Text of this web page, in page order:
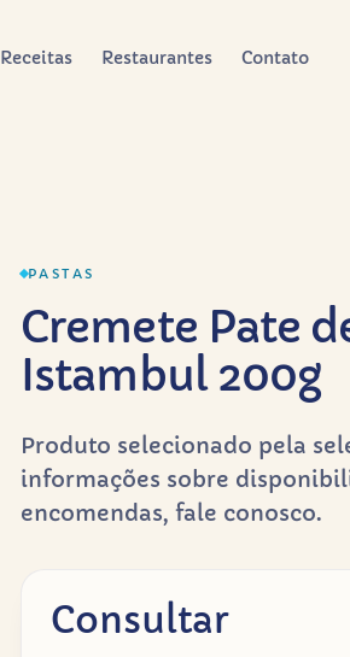
Receitas Restaurantes Contato
PASTAS
Cremete Pate
Istambul 200g
Produto selecionado pela
informações sobre
encomendas, fale conosco.
Consultar